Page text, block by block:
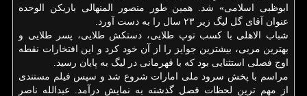
ابوظبی اسلامی» شد. همین طور منصور المنهالی بازیکن الوحده
عنوان آقای گل لیگ زیر ۲۳ سال را به دست آورد.
شباب الاهلی با کسب توپ طلایی، دستکش طلایی، پسر طلایی و
بهترین مربی، بیشترین جوایز را از آن خود کرد و این افتخارات نقطه
اوج فصلی استثنایی بود که با قهرمانی در لیگ به پایان رسید.
مراسم با پخش سرود ملی امارات شروع شد و سپس فیلم مستندی
از مهم ترین لحظات فصل گذشته به نمایش درآمد. عبدالله ناصر